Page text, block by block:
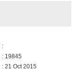
:
: 19845
: 21 Oct 2015